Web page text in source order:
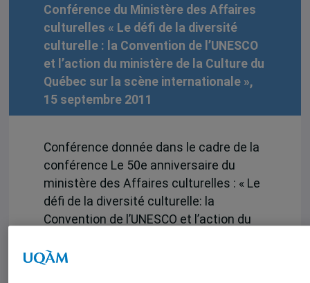
Conférence du Ministère des Affaires
culturelles « Le défi de la diversité
culturelle : la Convention de l’UNESCO
et l’action du ministère de la Culture du
Québec sur la scène internationale »,
15 septembre 2011
Conférence donnée dans le cadre de la
conférence Le 50e anniversaire du
ministère des Affaires culturelles : « Le
défi de la diversité culturelle: la
Convention de l’UNESCO et l’action du
scène internationale », tenu à Québec le